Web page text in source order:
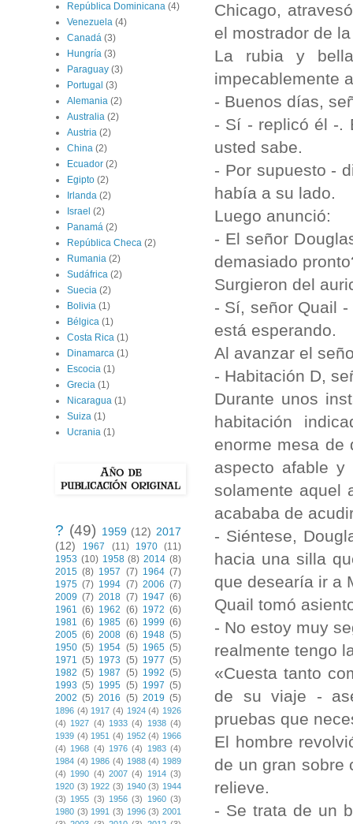
Chicago,
el mostrador de
La rubia y
impecablemente
- Buenos días,
- Sí - replicó él -.
usted sabe.
- Por supuesto -
había a su lado.
Luego anunció:
- El señor
demasiado
Surgieron del
- Sí, señor Quail
está esperando.
Al avanzar el
- Habitación D,
Durante unos
habitación
enorme mesa de
aspecto afable
solamente aquel
acababa de
- Siéntese,
hacia una silla
que desearía ir a
Quail tomó
- No estoy muy
realmente tengo
«Cuesta tanto
de su viaje -
pruebas que
El hombre
de un gran sobre
relieve.
- Se trata de un
República Dominicana (4)
Venezuela (4)
Canadá (3)
Hungría (3)
Paraguay (3)
Portugal (3)
Alemania (2)
Australia (2)
Austria (2)
China (2)
Ecuador (2)
Egipto (2)
Irlanda (2)
Israel (2)
Panamá (2)
República Checa (2)
Rumania (2)
Sudáfrica (2)
Suecia (2)
Bolivia (1)
Bélgica (1)
Costa Rica (1)
Dinamarca (1)
Escocia (1)
Grecia (1)
Nicaragua (1)
Suiza (1)
Ucrania (1)
? (49) 1959 (12) 2017
(12)
1967 (11) 1970 (11)
1953 (10) 1958 (8) 2014 (8)
2015 (8) 1957 (7) 1964 (7)
1975 (7) 1994 (7) 2006 (7)
2009 (7) 2018 (7) 1947 (6)
1961 (6) 1962 (6) 1972 (6)
1981 (6) 1985 (6) 1999 (6)
2005 (6) 2008 (6) 1948 (5)
1950 (5) 1954 (5) 1965 (5)
1971 (5) 1973 (5) 1977 (5)
1982 (5) 1987 (5) 1992 (5)
1993 (5) 1995 (5) 1997 (5)
2002 (5) 2016 (5) 2019 (5)
1896 (4) 1917 (4) 1924 (4) 1926
(4) 1927 (4) 1933 (4) 1938 (4)
1939 (4) 1951 (4) 1952 (4) 1966
(4) 1968 (4) 1976 (4) 1983 (4)
1984 (4) 1986 (4) 1988 (4) 1989
(4) 1990 (4) 2007 (4) 1914 (3)
1920 (3) 1922 (3) 1940 (3) 1944
(3) 1955 (3) 1956 (3) 1960 (3)
1980 (3) 1991 (3) 1996 (3) 2001